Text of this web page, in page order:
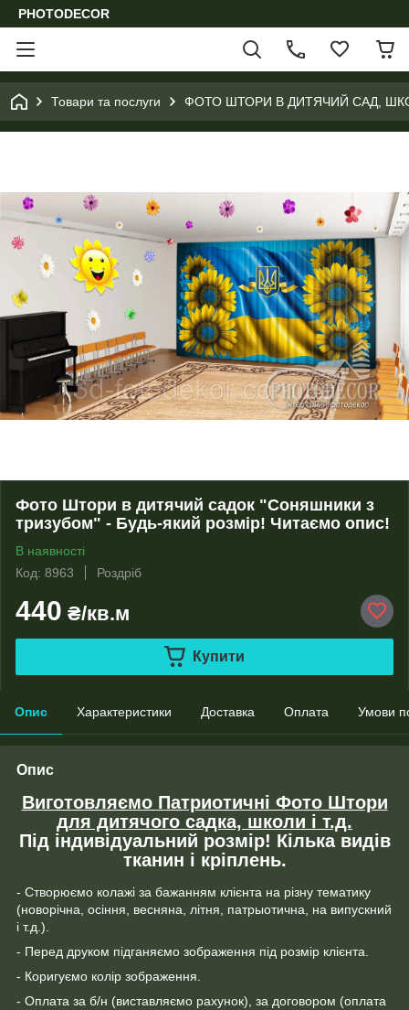
PHOTODECOR
Товари та послуги ФОТО ШТОРИ В ДИТЯЧИЙ САД,
Фото Штори в дитячий садок "Соняшники з
тризубом" - Будь-який розмір! Читаємо опис!
В наявності
Код: 8963
Роздріб
440 ₴/кв.м
Купити
Опис Характеристики Доставка Оплата Умови
Опис
Виготовляємо Патриотичні Фото Штори
для дитячого садка, школи і т.д.
Під індивідуальний розмір! Кілька видів
тканин і кріплень.
- Створюємо колажі за бажанням клієнта на різну тематику
(новорічна, осіння, весняна, літня, патрыотична, на випускний
і т.д.).
- Перед друком підганяємо зображення під розмір клієнта.
- Коригуємо колір зображення.
- Оплата за б/н (виставляємо рахунок), за договором (оплата